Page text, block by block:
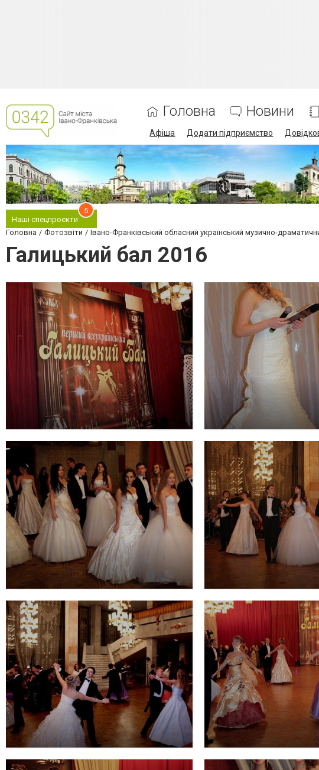
Головна Новини
Афіша Додати підприємство
Наші спецпроєкти
5
Головна Фотозвіти Івано-Франківський обласний український музично-
Галицький бал 2016